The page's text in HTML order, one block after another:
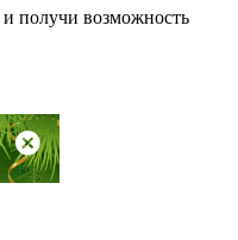
и получи возможность